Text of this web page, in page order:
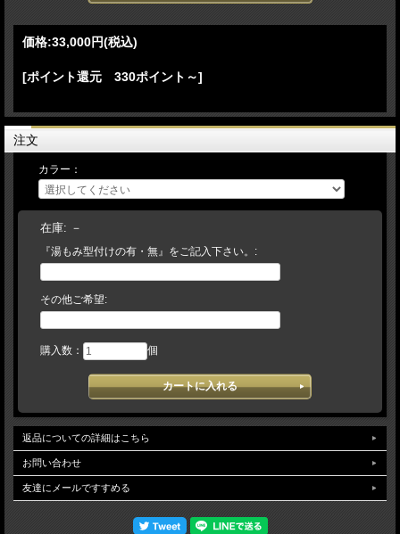
久保田スラッガー『本格湯もみ型づけ』をして捕球感の伝わる素手感覚のグローブ
☆当店では、お客様の大切なグローブを一つひとつ大切にまごころ込めた『手造り
のこころ』で型造りのお手伝いをいたします。
ださい。
【 湯もみ型づけ ご依頼のお客様へ 】
＊＊＊注文の流れ＊＊＊
【お客様/ 『湯もみ型づけ有 と記載して』 商品をカートに入れてご注文】
→【当店/在庫の有無と、型づけ仕様（逆トジ・ 土手紐抜き・手首調整など）をご
連絡します。ご不明な場合は電話・メール等でお問い合わせください】→【お客
様/ご希望事項を記載の上、仕様書を返信】→【当店/確認後、加工を致します】
（加工日数は約10～14日) 【当店では、実店舗在庫とメーカー在庫で運営しており
ようお願い申し上げます。】 ご来店頂けるお客様は、在庫量豊富な当店で手に取
価格:33,000円(税込)
[ポイント還元 330ポイント～]
注文
カラー：
在庫: －
『湯もみ型付けの有・無』をご記入下さい。:
その他ご希望:
購入数： 個
返品についての詳細はこちら
お問い合わせ
友達にメールですすめる